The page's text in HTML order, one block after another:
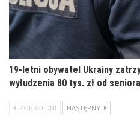
19-letni obywatel Ukrainy
wyłudzenia 80 tys. zł od seniora
POPRZEDNI NASTĘPNY